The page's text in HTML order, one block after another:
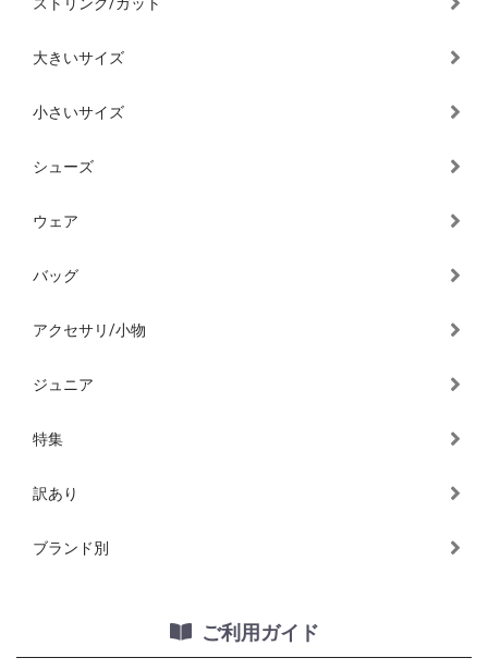
大きいサイズ
小さいサイズ
シューズ
ウェア
バッグ
アクセサリ/小物
ジュニア
特集
訳あり
ブランド別
ご利用ガイド